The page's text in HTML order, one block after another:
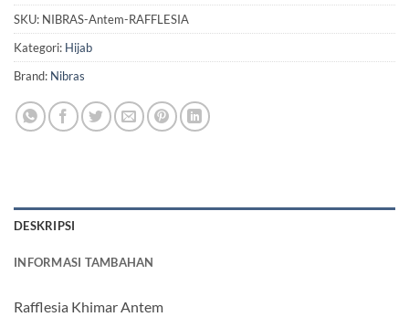
SKU: NIBRAS-Antem-RAFFLESIA
Kategori: Hijab
Brand: Nibras
DESKRIPSI
INFORMASI TAMBAHAN
Rafflesia Khimar Antem